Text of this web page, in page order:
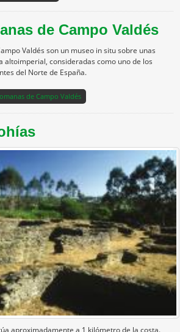
de Campo Valdés
Valdés son un museo in situ sobre unas
altoimperial, consideradas como uno de los
del Norte de España.
de Campo Valdés
aproximadamente a 1 kilómetro de la costa.